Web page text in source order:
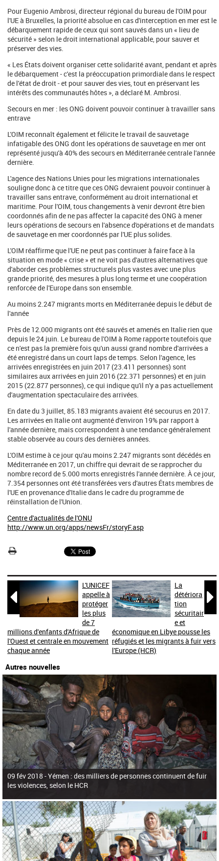
Pour Eugenio Ambrosi, directeur régional du bureau de l'OIM pour
l'UE à Bruxelles, la priorité absolue en cas d'interception en mer est le
débarquement rapide de ceux qui sont sauvés dans un « lieu de
sécurité » selon le droit international applicable, pour sauver et
préserver des vies.
« Les États doivent organiser cette solidarité avant, pendant et après
le débarquement - c'est la préoccupation primordiale dans le respect
de l'état de droit - et pour sauver des vies, tout en préservant les
intérêts des communautés hôtes », a déclaré M. Ambrosi.
Secours en mer : les ONG doivent pouvoir continuer à travailler sans
entrave
L'OIM reconnaît également et félicite le travail de sauvetage
infatigable des ONG dont les opérations de sauvetage en mer ont
représenté jusqu'à 40% des secours en Méditerranée centrale l'année
dernière.
L'agence des Nations Unies pour les migrations internationales
souligne donc à ce titre que ces ONG devraient pouvoir continuer à
travailler sans entrave, conformément au droit international et
maritime. Pour l'OIM, tous changements à venir devront être bien
coordonnés afin de ne pas affecter la capacité des ONG à mener
leurs opérations de secours en l'absence d'opérations et de mandats
de sauvetage en mer coordonnés par l'UE plus solides.
L'OIM réaffirme que l'UE ne peut pas continuer à faire face à la
situation en mode « crise » et ne voit pas d'autres alternatives que
d'aborder ces problèmes structurels plus vastes avec une plus
grande priorité, des mesures à plus long terme et une coopération
renforcée de l'Europe dans son ensemble.
Au moins 2.247 migrants morts en Méditerranée depuis le début de
l'année
Près de 12.000 migrants ont été sauvés et amenés en Italie rien que
depuis le 24 juin. Le bureau de l'OIM à Rome rapporte toutefois que
ce n'est pas la première fois qu'un aussi grand nombre d'arrivées a
été enregistré dans un court laps de temps. Selon l'agence, les
arrivées enregistrées en juin 2017 (23.411 personnes) sont
similaires aux arrivées en juin 2016 (22.371 personnes) et en juin
2015 (22.877 personnes), ce qui indique qu'il n'y a pas actuellement
d'augmentation spectaculaire des arrivées.
En date du 3 juillet, 85.183 migrants avaient été secourus en 2017.
Les arrivées en Italie ont augmenté d'environ 19% par rapport à
l'année dernière, mais correspondent à une tendance généralement
stable observée au cours des dernières années.
L'OIM estime à ce jour qu'au moins 2.247 migrants sont décédés en
Méditerranée en 2017, un chiffre qui devrait de se rapprocher du
nombre record de 5.000 morts enregistrés l'année dernière. À ce jour,
7.354 personnes ont été transférées vers d'autres États membres de
l'UE en provenance d'Italie dans le cadre du programme de
réinstallation de l'Union.
Centre d'actualités de l'ONU
http://www.un.org/apps/newsFr/storyF.asp

L'UNICEF
appelle à
protéger
les plus
de 7
millions d'enfants d'Afrique de
l'Ouest et centrale en mouvement
chaque année

La
détériora
tion
sécuritair
e et
économique en Libye pousse les
réfugiés et les migrants à fuir vers
l'Europe (HCR)
Autres nouvelles
09 fév 2018 -Yémen : des milliers de personnes continuent de fuir
les violences, selon le HCR